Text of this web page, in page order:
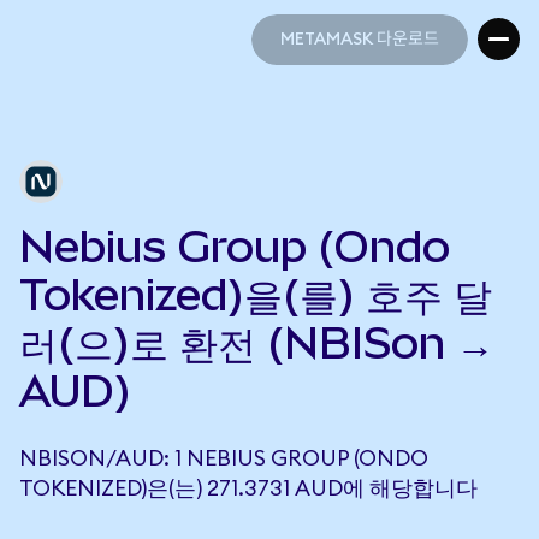
METAMASK 다운로드
Nebius Group (Ondo
Tokenized)을(를) 호주 달
러(으)로 환전 (NBISon →
AUD)
NBISON/AUD: 1 NEBIUS GROUP (ONDO
TOKENIZED)은(는) 271.3731 AUD에 해당합니다